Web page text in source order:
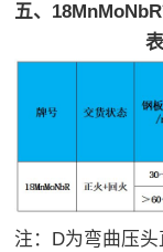
五、
注：D为弯曲压头